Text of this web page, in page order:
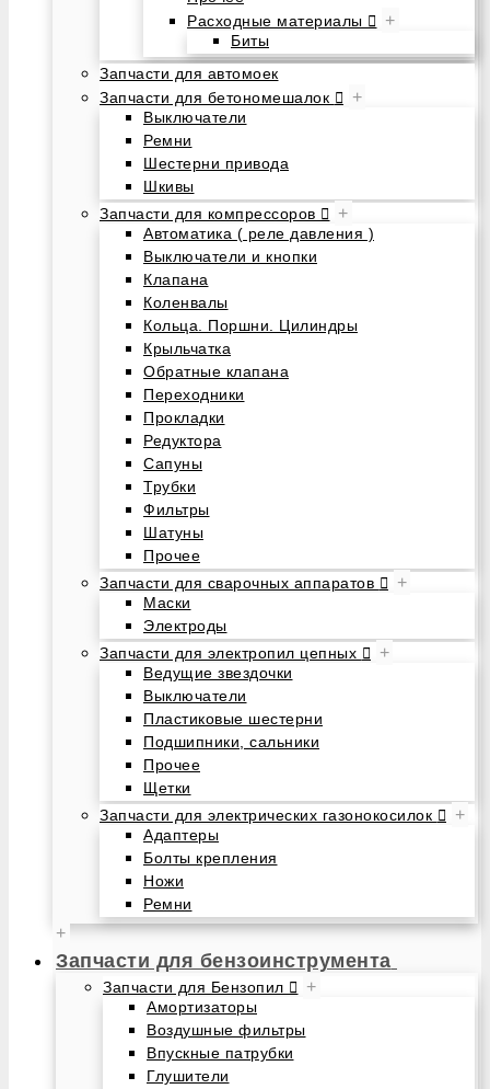
Расходные материалы
+
Биты
Запчасти для автомоек
Запчасти для бетономешалок
+
Выключатели
Ремни
Шестерни привода
Шкивы
Запчасти для компрессоров
+
Автоматика ( реле давления )
Выключатели и кнопки
Клапана
Коленвалы
Кольца. Поршни. Цилиндры
Крыльчатка
Обратные клапана
Переходники
Прокладки
Редуктора
Сапуны
Трубки
Фильтры
Шатуны
Прочее
Запчасти для сварочных аппаратов
+
Маски
Электроды
Запчасти для электропил цепных
+
Ведущие звездочки
Выключатели
Пластиковые шестерни
Подшипники, сальники
Прочее
Щетки
Запчасти для электрических газонокосилок
+
Адаптеры
Болты крепления
Ножи
Ремни
+
Запчасти для бензоинструмента
Запчасти для Бензопил +
Амортизаторы
Воздушные фильтры
Впускные патрубки
Глушители